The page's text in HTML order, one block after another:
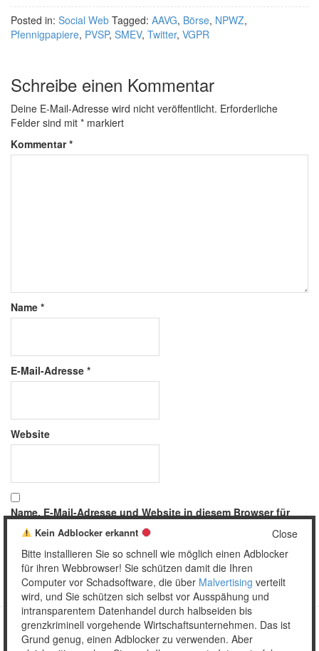
Posted in: Social Web Tagged: AAVG, Börse, NPWZ,
Pfennigpapiere, PVSP, SMEV, Twitter, VGPR
Schreibe einen Kommentar
Deine E-Mail-Adresse wird nicht veröffentlicht. Erforderliche
Felder sind mit * markiert
Kommentar*
Name *
E-Mail-Adresse *
Website
Name, E-Mail-Adresse und Website in diesem Browser für
meinen nächsten Kommentar speichern.
Copyright © 2026 Unser täglich Spam.
Close
Kein Adblocker erkannt
Bitte installieren Sie so schnell wie möglich einen Adblocker
für ihren Webbrowser! Sie schützen damit die Ihren
Computer vor Schadsoftware, die über Malvertising verteilt
wird, und Sie schützen sich selbst vor Ausspähung und
intransparentem Datenhandel durch halbseiden bis
grenzkriminell vorgehende Wirtschaftsunternehmen. Das ist
Grund genug, einen Adblocker zu verwenden. Aber